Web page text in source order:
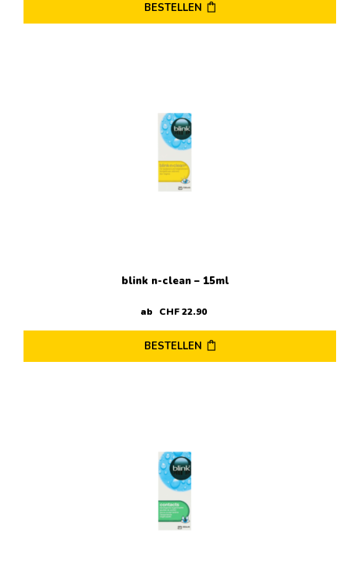
BESTELLEN
blink n-clean – 15ml
ab CHF22.90
BESTELLEN